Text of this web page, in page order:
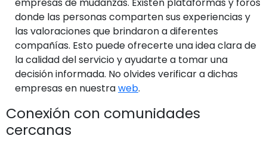
donde las personas comparten sus experiencias y
las valoraciones que brindaron a diferentes
compañías. Esto puede ofrecerte una idea clara de
la calidad del servicio y ayudarte a tomar una
decisión informada. No olvides verificar a dichas
empresas en nuestraweb.
Conexión con comunidades
cercanas